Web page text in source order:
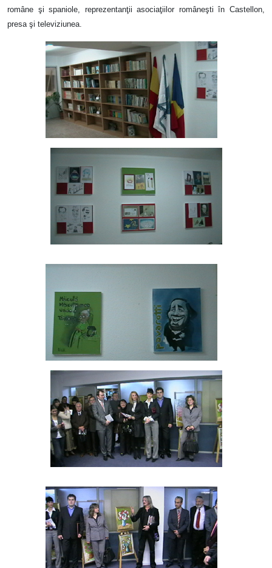
române şi spaniole, reprezentanţii asociaţiilor româneşti în Castellon,
presa şi televiziunea.